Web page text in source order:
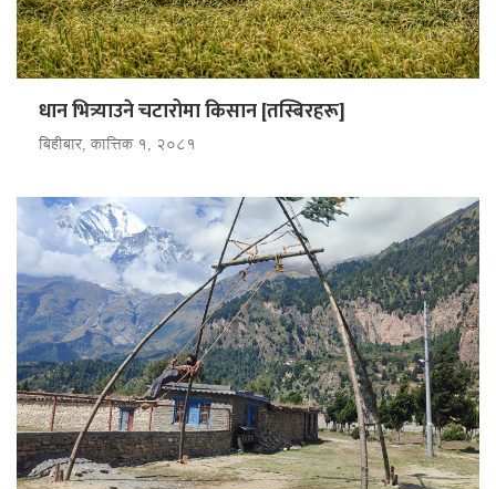
धान भित्र्याउने चटारोमा किसान [तस्बिरहरू]
बिहीबार, कात्तिक १, २०८१